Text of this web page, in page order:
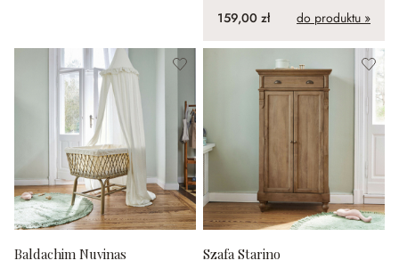
159,00 zł do produktu »
Baldachim Nuvinas Szafa Starino